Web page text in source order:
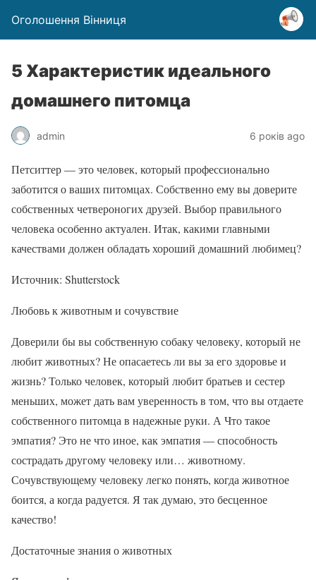
Оголошення Вінниця
5 Характеристик идеального
домашнего питомца
admin 6 років ago
Петситтер — это человек, который профессионально
заботится о ваших питомцах. Собственно ему вы доверите
собственных четвероногих друзей. Выбор правильного
человека особенно актуален. Итак, какими главными
качествами должен обладать хороший домашний любимец?
Источник: Shutterstock
Любовь к животным и сочувствие
Доверили бы вы собственную собаку человеку, который не
любит животных? Не опасаетесь ли вы за его здоровье и
жизнь? Только человек, который любит братьев и сестер
меньших, может дать вам уверенность в том, что вы отдаете
собственного питомца в надежные руки. А Что такое
эмпатия? Это не что иное, как эмпатия — способность
сострадать другому человеку или… животному.
Сочувствующему человеку легко понять, когда животное
боится, а когда радуется. Я так думаю, это бесценное
качество!
Достаточные знания о животных